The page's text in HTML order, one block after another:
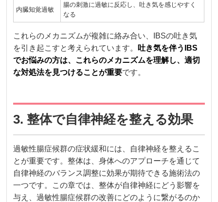
内臓知覚過敏
腸の刺激に過敏に反応し、吐き気を感じやすく
なる
これらのメカニズムが複雑に絡み合い、IBSの吐き気
を引き起こすと考えられています。
吐き気を伴うIBS
でお悩みの方は、これらのメカニズムを理解し、適切
な対処法を見つけることが重要です。
3. 整体で自律神経を整える効果
過敏性腸症候群の症状緩和には、自律神経を整えるこ
とが重要です。整体は、身体へのアプローチを通じて
自律神経のバランス調整に効果が期待できる施術法の
一つです。この章では、整体が自律神経にどう影響を
与え、過敏性腸症候群の改善にどのように繋がるのか